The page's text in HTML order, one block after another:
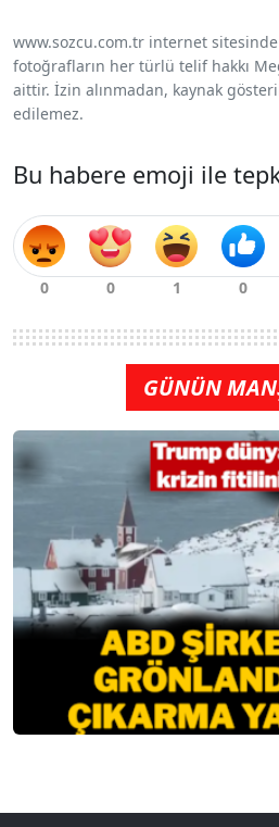
www.sozcu.com.tr internet sitesinde
fotoğrafların her türlü telif hakkı
aittir. İzin alınmadan, kaynak
edilemez.
Bu habere emoji ile
GÜNÜN